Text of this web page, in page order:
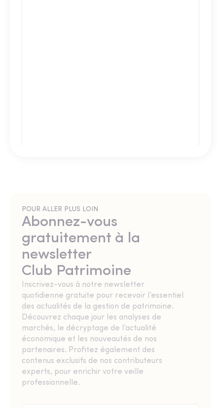
POUR ALLER PLUS LOIN
Abonnez-vous
gratuitement à la
newsletter
Club Patrimoine
Inscrivez-vous à notre newsletter
quotidienne gratuite pour recevoir l’essentiel
des actualités de la gestion de patrimoine.
Découvrez chaque jour les analyses de
marchés, le décryptage de l’actualité
économique et les nouveautés de nos
partenaires. Profitez également des
contenus exclusifs de nos contributeurs
experts, pour enrichir votre veille
professionnelle.